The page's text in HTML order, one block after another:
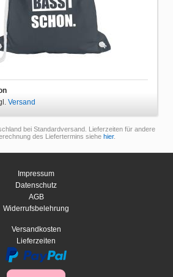
Versand
bei Standardversand. Lieferzeiten für andere
des Liefertermins siehe hier.
Impressum
Datenschutz
AGB
Widerrufsbelehrung
Versandkosten
Lieferzeiten